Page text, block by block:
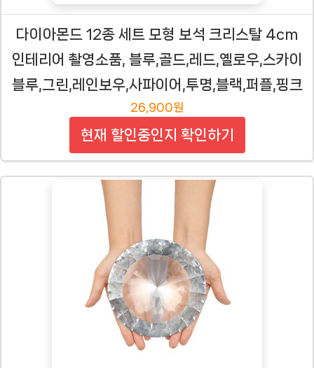
다이아몬드 12종 세트 모형 보석 크리스탈 4cm
인테리어 촬영소품, 블루,골드,레드,옐로우,스카이
블루,그린,레인보우,사파이어,투명,블랙,퍼플,핑크
26,900원
현재 할인중인지 확인하기